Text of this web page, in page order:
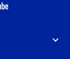
youtube-